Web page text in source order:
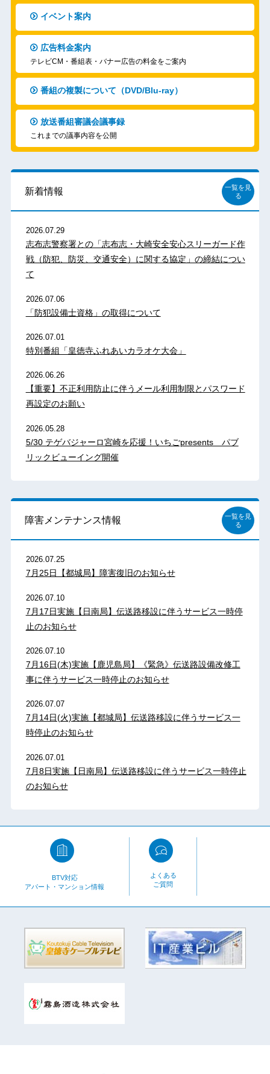
イベント案内
広告料金案内
テレビCM・番組表・バナー広告の料金をご案内
番組の複製について（DVD/Blu-ray）
放送番組審議会議事録
これまでの議事内容を公開
新着情報
一覧を見
る
2026.07.29
志布志警察署との「志布志・大崎安全安心スリーガード作
戦（防犯、防災、交通安全）に関する協定」の締結につい
て
2026.07.06
「防犯設備士資格」の取得について
2026.07.01
特別番組「皇徳寺ふれあいカラオケ大会」
2026.06.26
【重要】不正利用防止に伴うメール利用制限とパスワード
再設定のお願い
2026.05.28
5/30 テゲバジャーロ宮崎を応援！いちごpresents パブ
リックビューイング開催
障害メンテナンス情報
一覧を見
る
2026.07.25
7月25日【都城局】障害復旧のお知らせ
2026.07.10
7月17日実施【日南局】伝送路移設に伴うサービス一時停
止のお知らせ
2026.07.10
7月16日(木)実施【鹿児島局】《緊急》伝送路設備改修工
事に伴うサービス一時停止のお知らせ
2026.07.07
7月14日(火)実施【都城局】伝送路移設に伴うサービス一
時停止のお知らせ
2026.07.01
7月8日実施【日南局】伝送路移設に伴うサービス一時停止
のお知らせ
BTV対応
アパート・マンション情報
よくある
ご質問